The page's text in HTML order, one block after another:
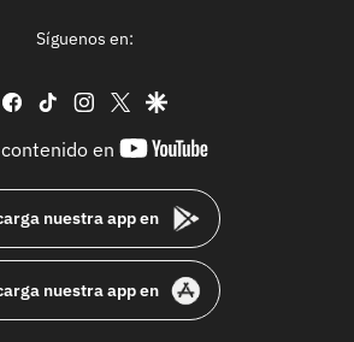
Síguenos en:
facebook
tiktok instagram
twittergoogle
en
youtube-
nuestra app en
nuestra app en